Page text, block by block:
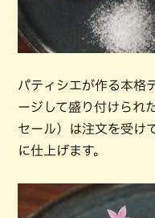
パティシエが作る本格
ージして盛り付けられ
セール）は注文を受け
に仕上げます。